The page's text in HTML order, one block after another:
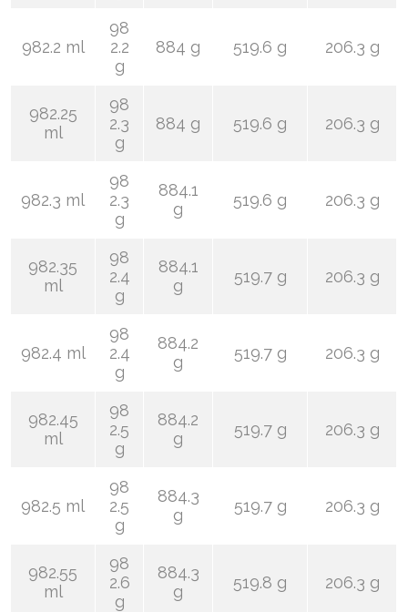
982.2 ml
98
2.2
g
884 g 519.6 g 206.3 g
982.25
ml
98
2.3
g
884 g 519.6 g 206.3 g
982.3 ml
98
2.3
g
884.1
g
519.6 g 206.3 g
982.35
ml
98
2.4
g
884.1
g
519.7 g 206.3 g
982.4 ml
98
2.4
g
884.2
g
519.7 g 206.3 g
982.45
ml
98
2.5
g
884.2
g
519.7 g 206.3 g
982.5 ml
98
2.5
g
884.3
g
519.7 g 206.3 g
982.55
ml
98
2.6
g
884.3
g
519.8 g 206.3 g